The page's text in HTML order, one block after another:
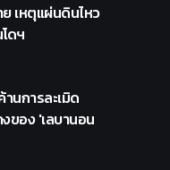
เหตุแผ่นดินไหว
ดฯ
นการละเมิด
ของ 'เลบานอน